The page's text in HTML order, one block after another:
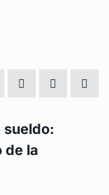
sueldo:
de la